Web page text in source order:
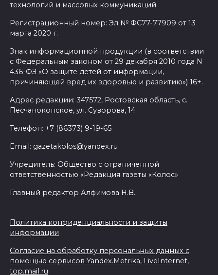
технологий и массовых коммуникаций
Регистрационный номер: Эл № ФС77-77909 от 13
марта 2020 г.
Знак информационной продукции (в соответствии
с Федеральным законом от 29 декабря 2010 года N
436-ФЗ «О защите детей от информации,
причиняющей вред их здоровью и развитию») 16+.
Адрес редакции: 347572, Ростовская область, с.
Песчанокопское, ул. Суворова, 14.
Телефон: +7 (86373) 9-19-65
Email: gazetakolos@yandex.ru
Учредитель: Общество с ограниченной
ответственностью «Редакция газеты «Колос»
Главный редактор Алфимова Н.В.
Политика конфиденциальности и защиты
информации
Согласие на обработку персональных данных с
помощью сервисов Yandex.Metrika, LiveInternet,
top.mail.ru